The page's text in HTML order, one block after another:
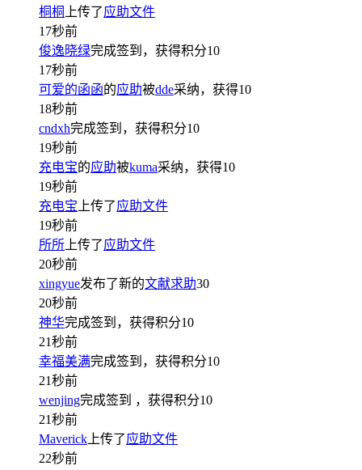
桐桐
上传了应助文件
17秒前
俊逸晓绿完成签到，获得积分10
17秒前
可爱的函函的应助被dde采纳，获得10
18秒前
cndxh完成签到，获得积分10
19秒前
充电宝的应助被kuma采纳，获得10
19秒前
充电宝 上传了应助文件
19秒前
所所 上传了应助文件
20秒前
xingyue发布了新的文献求助30
20秒前
神华完成签到，获得积分10
21秒前
幸福美满完成签到，获得积分10
21秒前
wenjing完成签到 ，获得积分10
21秒前
Maverick 上传了应助文件
22秒前